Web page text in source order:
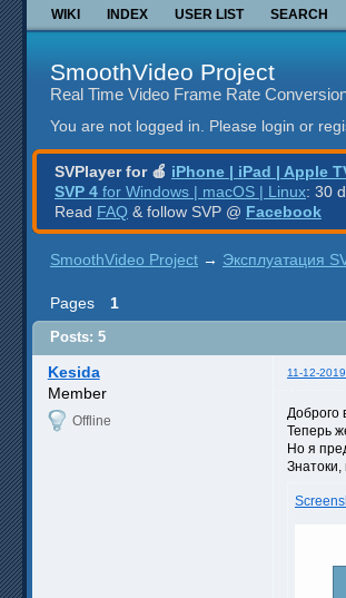
WIKI INDEX USER LIST SEARCH
SmoothVideo Project
Real Time Video Frame Rate
You are not logged in. Please login or
SVPlayer for 🍎 iPhone | iPad | Apple
SVP 4 for Windows | macOS | Linux: 30
Read FAQ & follow SVP @ Facebook
SmoothVideo Project → Эксплуатация
Pages 1
Posts: 5
Kesida 11-12-
Member
Offline
Доброго
Теперь
Но я
Знатоки,